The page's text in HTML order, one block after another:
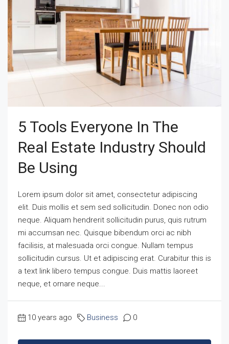
5 Tools Everyone In The
Real Estate Industry Should
Be Using
Lorem ipsum dolor sit amet, consectetur adipiscing
elit. Duis mollis et sem sed sollicitudin. Donec non odio
neque. Aliquam hendrerit sollicitudin purus, quis rutrum
mi accumsan nec. Quisque bibendum orci ac nibh
facilisis, at malesuada orci congue. Nullam tempus
sollicitudin cursus. Ut et adipiscing erat. Curabitur this is
a text link libero tempus congue. Duis mattis laoreet
neque, et ornare neque...
10 years ago Business 0